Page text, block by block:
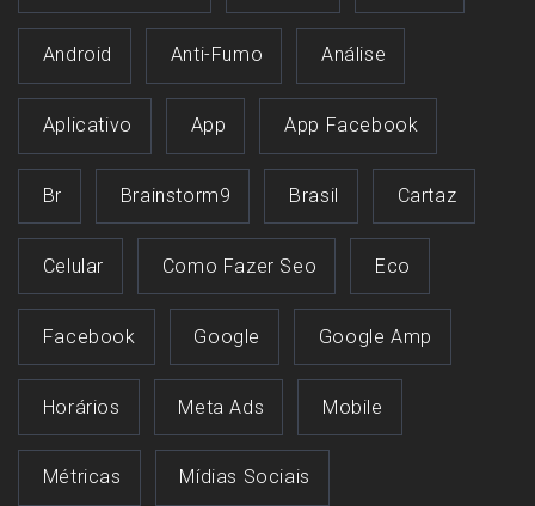
Android Anti-Fumo Análise
Aplicativo App App Facebook
Br Brainstorm9 Brasil Cartaz
Celular Como Fazer Seo Eco
Facebook Google Google Amp
Horários Meta Ads Mobile
Métricas Mídias Sociais